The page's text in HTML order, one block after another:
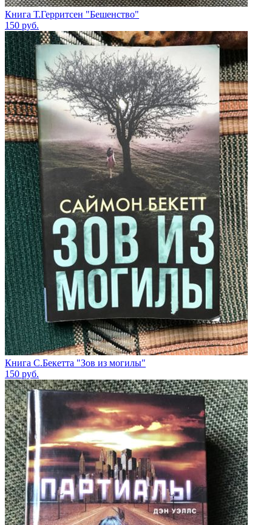
Книга Т.Герритсен "Бешенство"
150 руб.
Книга С.Бекетта "Зов из могилы"
150 руб.